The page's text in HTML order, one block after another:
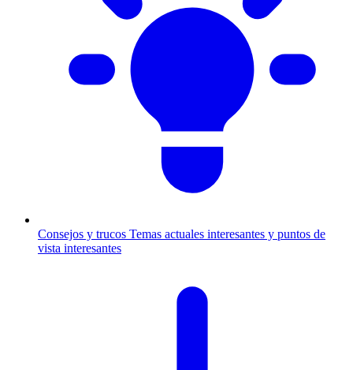
Consejos y trucos Temas actuales interesantes y puntos de
vista interesantes